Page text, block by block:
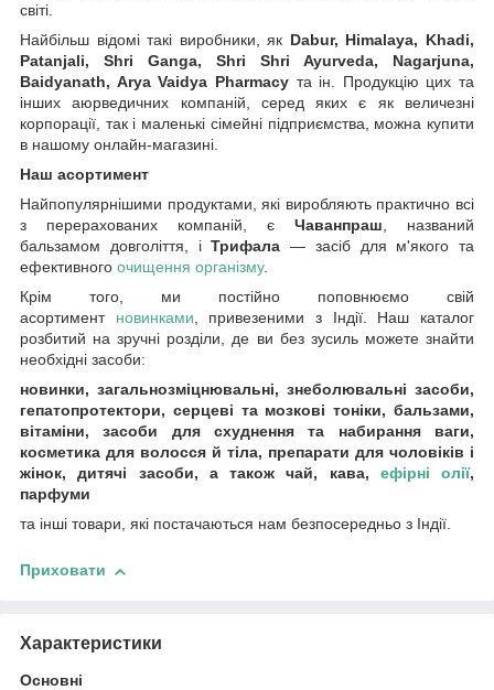
світі.
Найбільш відомі такі виробники, як Dabur, Himalaya, Khadi,
Patanjali, Shri Ganga, Shri Shri Ayurveda, Nagarjuna,
Baidyanath, Arya Vaidya Pharmacy та ін. Продукцію цих та
інших аюрведичних компаній, серед яких є як величезні
корпорації, так і маленькі сімейні підприємства, можна купити
в нашому онлайн-магазині.
Наш асортимент
Найпопулярнішими продуктами, які виробляють практично всі
з перерахованих компаній, є Чаванпраш, названий
бальзамом довголіття, іТрифала — засіб для м'якого та
ефективного очищення організму.
Крім того, ми постійно поповнюємо свій
асортимент новинками, привезеними з Індії. Наш каталог
розбитий на зручні розділи, де ви без зусиль можете знайти
необхідні засоби:
новинки, загальнозміцнювальні, знеболювальні засоби,
гепатопротектори, серцеві та мозкові тоніки, бальзами,
вітаміни, засоби для схуднення та набирання ваги,
косметика для волосся й тіла, препарати для чоловіків і
жінок, дитячі засоби, а також чай, кава, ефірні олії,
парфуми
та інші товари, які постачаються нам безпосередньо з Індії.
Приховати
Характеристики
Основні